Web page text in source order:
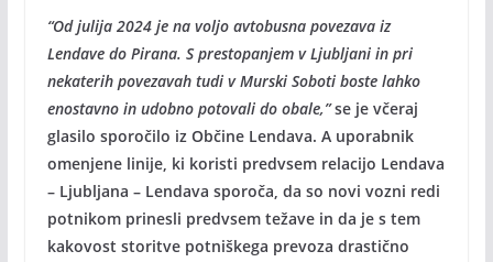
“Od julija 2024 je na voljo avtobusna povezava iz
Lendave do Pirana. S prestopanjem v Ljubljani in pri
nekaterih povezavah tudi v Murski Soboti boste lahko
enostavno in udobno potovali do obale,”se je včeraj
glasilo sporočilo iz Občine Lendava. A uporabnik
omenjene linije, ki koristi predvsem relacijo Lendava
– Ljubljana – Lendava sporoča, da so novi vozni redi
potnikom prinesli predvsem težave in da je s tem
kakovost storitve potniškega prevoza drastično